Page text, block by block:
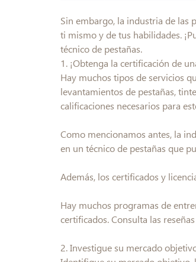
Sin embargo, la industria de las
ti mismo y de tus habilidades.
técnico de pestañas.
1. ¡Obtenga la certificación de
Hay muchos tipos de servicios
levantamientos de pestañas,
calificaciones necesarios para
Como mencionamos antes, la
en un técnico de pestañas que
Además, los certificados y
Hay muchos programas de
certificados. Consulta las
2. Investigue su mercado